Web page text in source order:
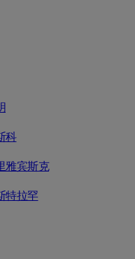
科
雅宾斯克
特拉罕